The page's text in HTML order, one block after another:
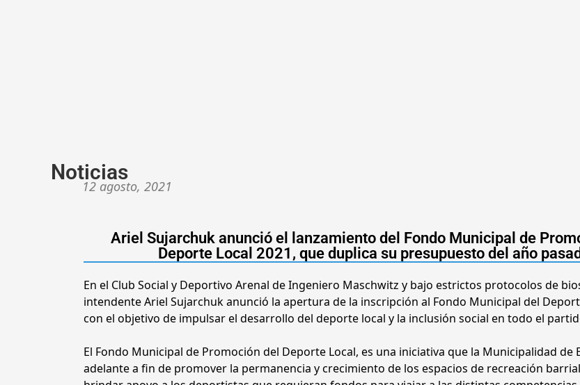
Noticias
12 agosto, 2021
Ariel Sujarchuk anunció el lanzamiento del Fondo Municipal de
Deporte Local 2021, que duplica su presupuesto del año
En el Club Social y Deportivo Arenal de Ingeniero Maschwitz y bajo estrictos protocolos de
intendente Ariel Sujarchuk anunció la apertura de la inscripción al Fondo Municipal del
con el objetivo de impulsar el desarrollo del deporte local y la inclusión social en todo el
El Fondo Municipal de Promoción del Deporte Local, es una iniciativa que la Municipalidad de
adelante a fin de promover la permanencia y crecimiento de los espacios de recreación